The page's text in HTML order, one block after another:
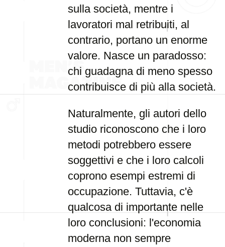
sulla società, mentre i
lavoratori mal retribuiti, al
contrario, portano un enorme
valore. Nasce un paradosso:
chi guadagna di meno spesso
contribuisce di più alla società.
Naturalmente, gli autori dello
studio riconoscono che i loro
metodi potrebbero essere
soggettivi e che i loro calcoli
coprono esempi estremi di
occupazione. Tuttavia, c'è
qualcosa di importante nelle
loro conclusioni: l'economia
moderna non sempre